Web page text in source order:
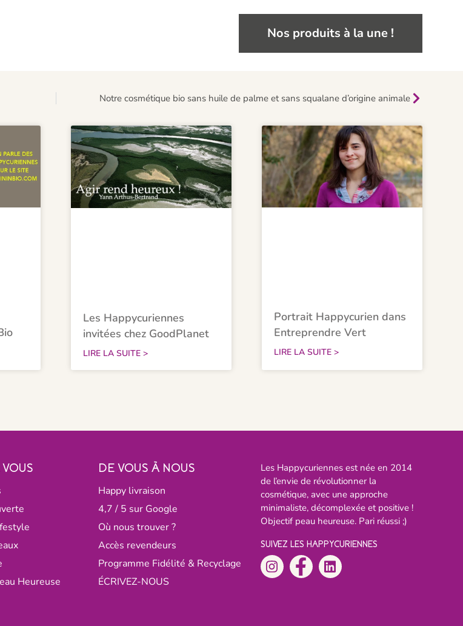
Nos produits à la une !
Notre cosmétique bio sans huile de palme et sans squalane d’origine animale
Les Happycuriennes
invitées chez GoodPlanet
LIRE LA SUITE >
Portrait Happycurien dans
Entreprendre Vert
LIRE LA SUITE >
Heureuse
DE VOUS À NOUS
Happy livraison
4,7 / 5 sur Google
Où nous trouver ?
Accès revendeurs
Programme Fidélité & Recyclage
ÉCRIVEZ-NOUS
Les Happycuriennes est née en 2014
de l’envie de révolutionner la
cosmétique, avec une approche
minimaliste, décomplexée et positive !
Objectif peau heureuse. Pari réussi ;)
SUIVEZ LES HAPPYCURIENNES